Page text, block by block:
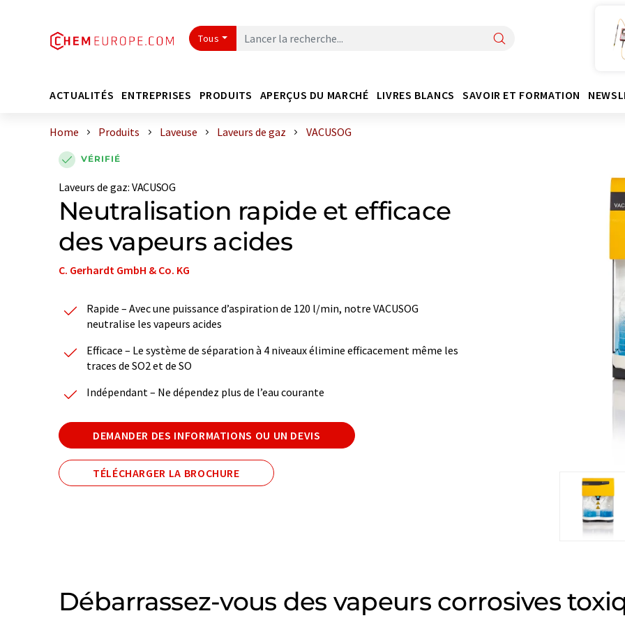
Tous
ACTUALITÉS ENTREPRISES PRODUITS APERÇUS DU MARCHÉ LIVRES BLANCS SAVOIR ET FORMATION
Home Produits Laveuse Laveurs de gaz VACUSOG
VÉRIFIÉ
Laveurs de gaz: VACUSOG
Neutralisation rapide et efficace
des vapeurs acides
C. Gerhardt GmbH & Co. KG
Rapide – Avec une puissance d’aspiration de 120 l/min, notre VACUSOG
neutralise les vapeurs acides
Efficace – Le système de séparation à 4 niveaux élimine efficacement même les
traces de SO2 et de SO
Indépendant – Ne dépendez plus de l’eau courante
DEMANDER DES INFORMATIONS OU UN DEVIS
TÉLÉCHARGER LA BROCHURE
Débarrassez-vous des vapeurs corrosives